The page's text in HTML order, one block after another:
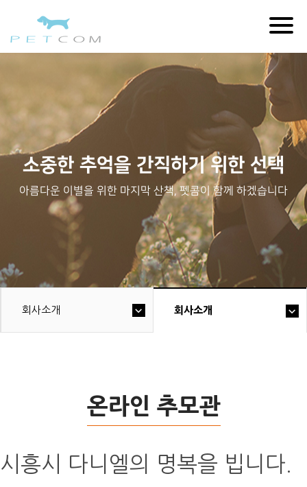
소중한 추억을 간직하기 위한 선택
아름다운 이별을 위한 마지막 산책, 펫콤이 함께 하겠습니다
회사소개 회사소개
온라인 추모관
시흥시 다니엘의 명복을 빕니다.